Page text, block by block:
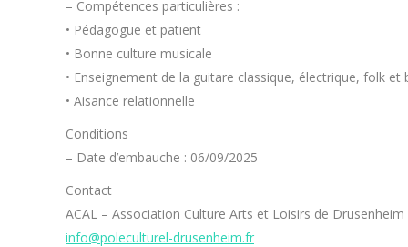
– Compétences particulières :
• Pédagogue et patient
• Bonne culture musicale
• Enseignement de la guitare classique, électrique, folk et
• Aisance relationnelle
Conditions
– Date d’embauche : 06/09/2025
Contact
ACAL – Association Culture Arts et Loisirs de Drusenheim
info@poleculturel-drusenheim.fr